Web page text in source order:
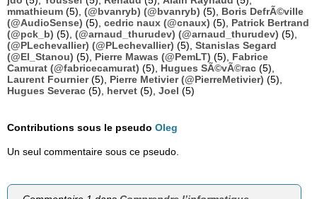
mmathieum (5), (@bvanryb) (@bvanryb) (5), Boris DefrÃ©ville
(@AudioSense) (5), cedric naux (@cnaux) (5), Patrick Bertrand
(@pck_b) (5), (@arnaud_thurudev) (@arnaud_thurudev) (5),
(@PLechevallier) (@PLechevallier) (5), Stanislas Segard
(@El_Stanou) (5), Pierre Mawas (@PemLT) (5), Fabrice
Camurat (@fabricecamurat) (5), Hugues SÃ©vÃ©rac (5),
Laurent Fournier(5), Pierre Metivier (@PierreMetivier) (5),
Hugues Severac (5), hervet (5), Joel (5)
Contributions sous le pseudo Oleg
Un seul commentaire sous ce pseudo.